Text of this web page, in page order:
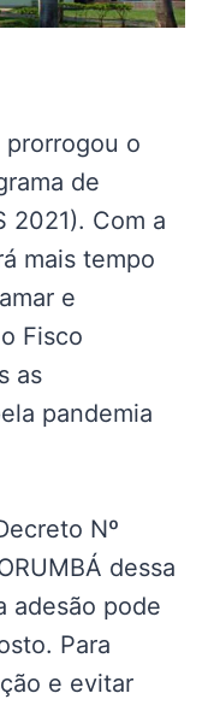
o
de
2021). Com a
mais tempo
e
Fisco
as
pandemia
Nº
dessa
adesão pode
Para
e evitar